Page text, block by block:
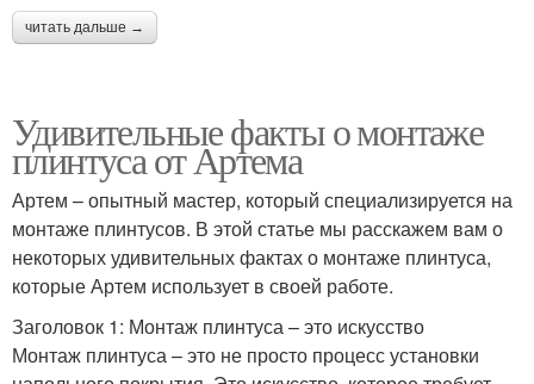
читать дальше →
Удивительные факты о монтаже
плинтуса от Артема
Артем – опытный мастер, который специализируется на
монтаже плинтусов. В этой статье мы расскажем вам о
некоторых удивительных фактах о монтаже плинтуса,
которые Артем использует в своей работе.
Заголовок 1: Монтаж плинтуса – это искусство
Монтаж плинтуса – это не просто процесс установки